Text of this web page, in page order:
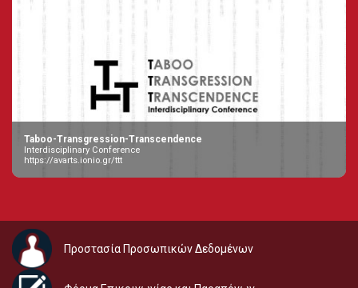
Taboo-Transgression-Transcendence
Interdisciplinary Conference
https://avarts.ionio.gr/ttt
Προστασία Προσωπικών Δεδομένων